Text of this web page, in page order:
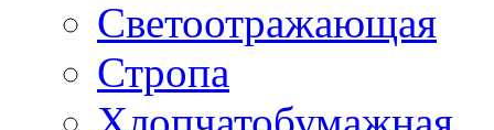
Светоотражающая
Стропа